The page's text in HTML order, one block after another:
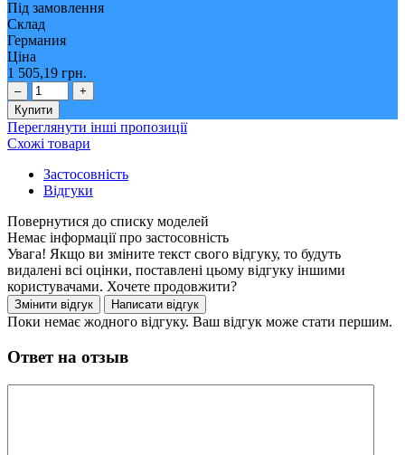
Під замовлення
Склад
Германия
Ціна
1 505,19 грн.
–
+
Купити
Переглянути інші пропозиції
Схожі товари
Застосовність
Відгуки
Немає інформації про застосовність
Увага! Якщо ви зміните текст свого відгуку, то будуть
видалені всі оцінки, поставлені цьому відгуку іншими
користувачами. Хочете продовжити?
Поки немає жодного відгуку. Ваш відгук може стати першим.
Ответ на отзыв